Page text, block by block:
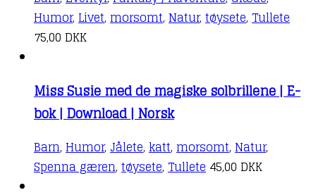
Humor, Livet, morsomt, Natur, tøysete, Tullete
75,00 DKK
Miss Susie med de magiske solbrillene | E-
bok | Download | Norsk
Barn, Humor, Jålete, katt, morsomt, Natur,
Spenna gæren, tøysete, Tullete 45,00 DKK